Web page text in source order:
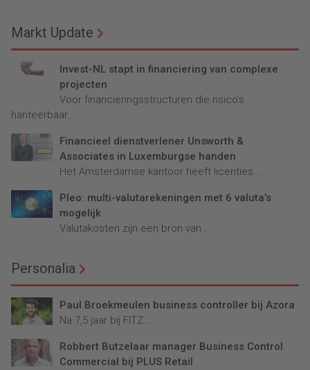
Markt Update
Invest-NL stapt in financiering van complexe
projecten
Voor financieringsstructuren die risico’s
hanteerbaar...
Financieel dienstverlener Unsworth &
Associates in Luxemburgse handen
Het Amsterdamse kantoor heeft licenties...
Pleo: multi-valutarekeningen met 6 valuta’s
mogelijk
Valutakosten zijn een bron van...
Personalia
Paul Broekmeulen business controller bij Azora
Na 7,5 jaar bij FITZ...
Robbert Butzelaar manager Business Control
Commercial bij PLUS Retail